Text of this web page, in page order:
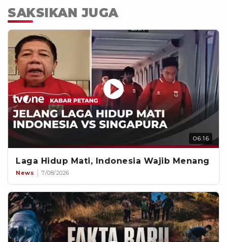
SAKSIKAN JUGA
06:16
Laga Hidup Mati, Indonesia Wajib Menang
News 7/08/2026